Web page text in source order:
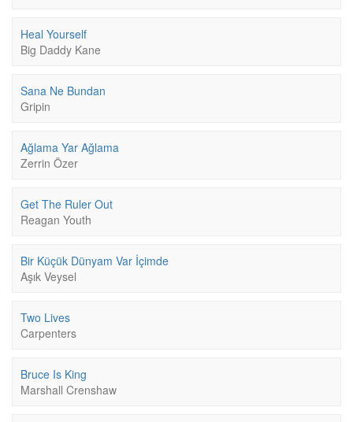
Heal Yourself
Big Daddy Kane
Sana Ne Bundan
Gripin
Ağlama Yar Ağlama
Zerrin Özer
Get The Ruler Out
Reagan Youth
Bir Küçük Dünyam Var İçimde
Aşık Veysel
Two Lives
Carpenters
Bruce Is King
Marshall Crenshaw